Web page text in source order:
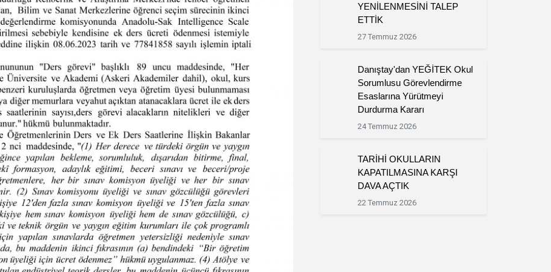
YENİLENMESİNİ TALEP
ETTİK
27 Temmuz 2026
Danıştay'dan YEĞİTEK Okul
Sorumlusu Görevlendirme
Esaslarına Yürütmeyi
Durdurma Kararı
24 Temmuz 2026
TARİHİ OKULLARIN
KAPATILMASINA KARŞI
DAVA AÇTIK
22 Temmuz 2026